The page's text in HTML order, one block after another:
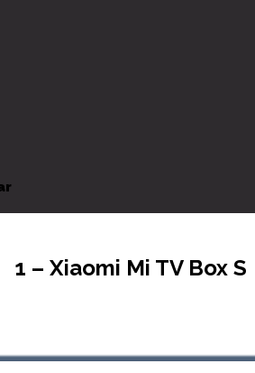
1 – Xiaomi Mi TV Box S